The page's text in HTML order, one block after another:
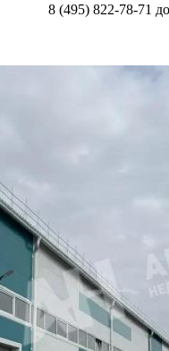
8 (495) 822-78-71